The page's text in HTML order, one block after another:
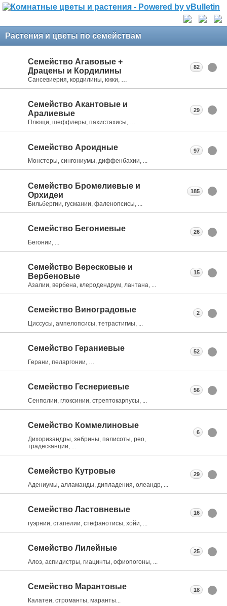
Растения и цветы по семействам
Семейство Агавовые +
Драцены и Кордилины
Сансевиерия, кордилины, юкки, …
82
Семейство Акантовые и
Аралиевые
Плющи, шеффлеры, пахистахисы, …
29
Семейство Ароидные
Монстеры, сингониумы, диффенбахии, ...
97
Семейство Бромелиевые и
Орхидеи
Бильбергии, гусмании, фаленопсисы, ...
185
Семейство Бегониевые
Бегонии, ...
26
Семейство Вересковые и
Вербеновые
Азалии, вербена, клеродендрум, лантана, ...
15
Семейство Виноградовые
Циссусы, ампелопсисы, тетрастигмы, ...
2
Семейство Гераниевые
Герани, пеларгонии, …
52
Семейство Геснериевые
Сенполии, глоксинии, стрептокарпусы, ...
56
Семейство Коммелиновые
Дихоризандры, зебрины, палисоты, рео,
традесканции, ...
6
Семейство Кутровые
Адениумы, алламанды, дипладения, олеандр, ...
29
Семейство Ластовневые
гуэрнии, стапелии, стефанотисы, хойи, ...
16
Семейство Лилейные
Алоэ, аспидистры, гиацинты, офиопогоны, ...
25
Семейство Марантовые
Калатеи, строманты, маранты...
18